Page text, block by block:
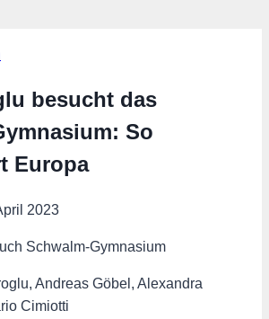
besucht das
So
Europa
2023
Andreas Göbel, Alexandra
Cimiotti